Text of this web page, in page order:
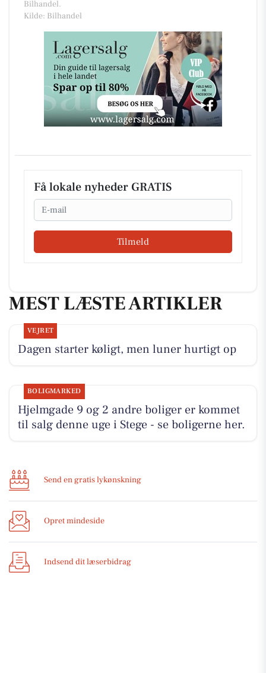
Bilhandel.
Kilde: Bilhandel
Få lokale nyheder GRATIS
Email
Tilmeld
MEST LÆSTE ARTIKLER
VEJRET
Dagen starter køligt, men luner hurtigt op
BOLIGMARKED
Hjelmgade 9 og 2 andre boliger er kommet
til salg denne uge i Stege - se boligerne her.
Send en gratis lykønskning
Opret mindeside
Indsend dit læserbidrag